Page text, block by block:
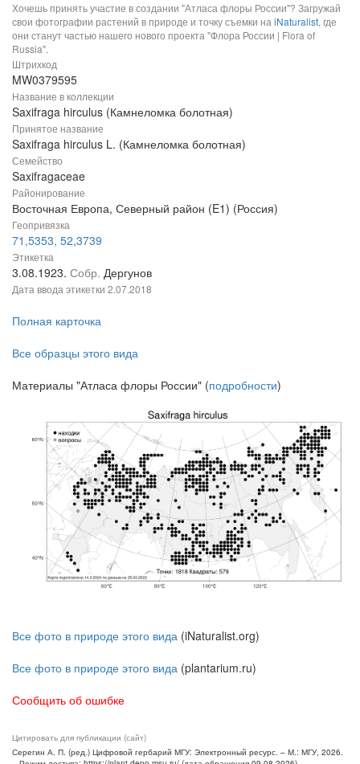
Хочешь принять участие в создании "Атласа флоры России"? Загружай
свои фотографии растений в природе и точку съемки наiNaturalist, где
они станут частью нашего нового проекта "Флора России | Flora of
Russia".
Штрихкод
MW0379595
Название в коллекции
Saxifraga hirculus (Камнеломка болотная)
Принятое название
Saxifraga hirculus L. (Камнеломка болотная)
Семейство
Saxifragaceae
Районирование
Восточная Европа, Северный район (E1) (Россия)
Геопривязка
71,5353, 52,3739
Этикетка
3.08.1923. Собр. Дергунов
Дата ввода этикетки 2.07.2018
Полная карточка
Все образцы этого вида
Материалы "Атласа флоры России" (подробности)
Все фото в природе этого вида (iNaturalist.org)
Все фото в природе этого вида (plantarium.ru)
Сообщить об ошибке
Цитировать для публикации (сайт)
Серегин А. П. (ред.) Цифровой гербарий МГУ: Электронный ресурс. – М.: МГУ, 2026.